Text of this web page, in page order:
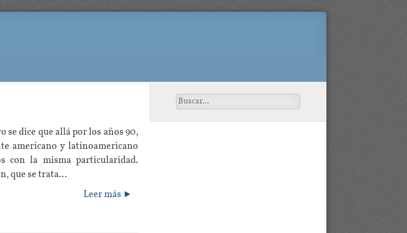
se dice que allá por los años 90,
americano y latinoamericano
con la misma particularidad.
que se trata...
Leer más ►